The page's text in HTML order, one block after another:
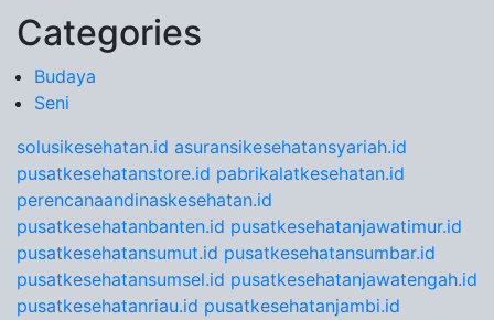
Categories
Budaya
Seni
solusikesehatan.id asuransikesehatansyariah.id
pusatkesehatanstore.id pabrikalatkesehatan.id
perencanaandinaskesehatan.id
pusatkesehatanbanten.id pusatkesehatanjawatimur.id
pusatkesehatansumut.id pusatkesehatansumbar.id
pusatkesehatansumsel.id pusatkesehatanjawatengah.id
pusatkesehatanriau.id pusatkesehatanjambi.id